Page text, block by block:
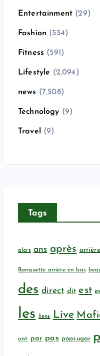
Entertainment (29)
Fashion (534)
Fitness (591)
Lifestyle (2,094)
news (7,508)
Technology (9)
Travel (9)
Tags
alors ans après arrière
Banquette arrière en bas
des direct dit est
les liens Live
ont par pas popsugar